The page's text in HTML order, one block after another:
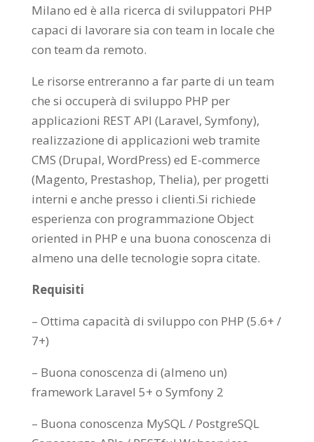
Milano ed è alla ricerca di sviluppatori PHP
capaci di lavorare sia con team in locale che
con team da remoto.
Le risorse entreranno a far parte di un team
che si occuperà di sviluppo PHP per
applicazioni REST API (Laravel, Symfony),
realizzazione di applicazioni web tramite
CMS (Drupal, WordPress) ed E-commerce
(Magento, Prestashop, Thelia), per progetti
interni e anche presso i clienti.Si richiede
esperienza con programmazione Object
oriented in PHP e una buona conoscenza di
almeno una delle tecnologie sopra citate.
Requisiti
– Ottima capacità di sviluppo con PHP (5.6+ /
7+)
– Buona conoscenza di (almeno un)
framework Laravel 5+ o Symfony 2
– Buona conoscenza MySQL / PostgreSQL